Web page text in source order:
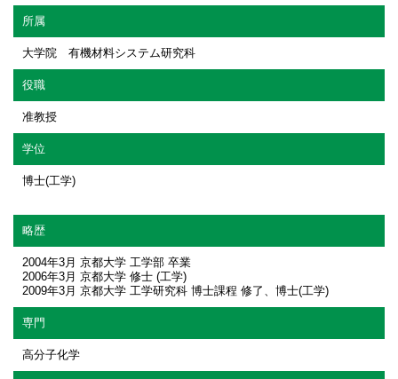
所属
大学院 有機材料システム研究科
役職
准教授
学位
博士(工学)
略歴
2004年3月 京都大学 工学部 卒業
2006年3月 京都大学 修士 (工学)
2009年3月 京都大学 工学研究科 博士課程 修了、博士(工学)
専門
高分子化学